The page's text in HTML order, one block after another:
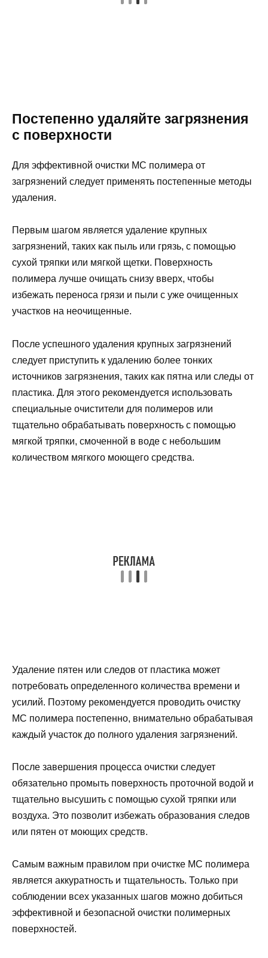
Постепенно удаляйте загрязнения
с поверхности
Для эффективной очистки МС полимера от
загрязнений следует применять постепенные методы
удаления.
Первым шагом является удаление крупных
загрязнений, таких как пыль или грязь, с помощью
сухой тряпки или мягкой щетки. Поверхность
полимера лучше очищать снизу вверх, чтобы
избежать переноса грязи и пыли с уже очищенных
участков на неочищенные.
После успешного удаления крупных загрязнений
следует приступить к удалению более тонких
источников загрязнения, таких как пятна или следы от
пластика. Для этого рекомендуется использовать
специальные очистители для полимеров или
тщательно обрабатывать поверхность с помощью
мягкой тряпки, смоченной в воде с небольшим
количеством мягкого моющего средства.
Удаление пятен или следов от пластика может
потребовать определенного количества времени и
усилий. Поэтому рекомендуется проводить очистку
МС полимера постепенно, внимательно обрабатывая
каждый участок до полного удаления загрязнений.
После завершения процесса очистки следует
обязательно промыть поверхность проточной водой и
тщательно высушить с помощью сухой тряпки или
воздуха. Это позволит избежать образования следов
или пятен от моющих средств.
Самым важным правилом при очистке МС полимера
является аккуратность и тщательность. Только при
соблюдении всех указанных шагов можно добиться
эффективной и безопасной очистки полимерных
поверхностей.